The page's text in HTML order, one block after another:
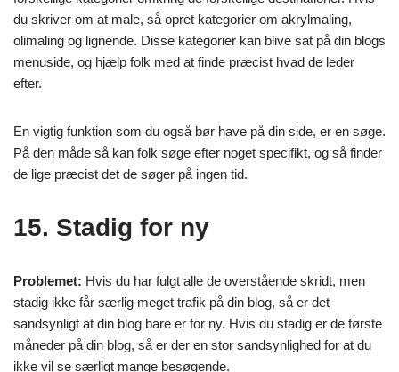
du skriver om at male, så opret kategorier om akrylmaling,
olimaling og lignende. Disse kategorier kan blive sat på din blogs
menuside, og hjælp folk med at finde præcist hvad de leder
efter.
En vigtig funktion som du også bør have på din side, er en søge.
På den måde så kan folk søge efter noget specifikt, og så finder
de lige præcist det de søger på ingen tid.
15. Stadig for ny
Problemet: Hvis du har fulgt alle de overstående skridt, men
stadig ikke får særlig meget trafik på din blog, så er det
sandsynligt at din blog bare er for ny. Hvis du stadig er de første
måneder på din blog, så er der en stor sandsynlighed for at du
ikke vil se særligt mange besøgende.